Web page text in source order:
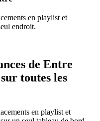
en playlist et
endroit.
de Entre
toutes les
en playlist et